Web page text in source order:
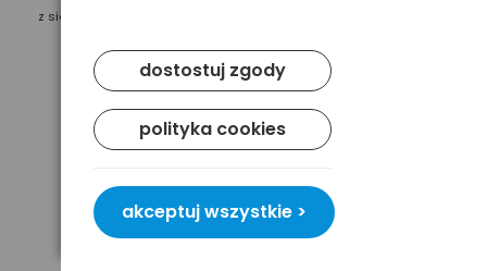
z siedzibą w Gdańsku przy ul. Geodetów 24, 80-298 Gdańsk.
dostostuj zgody
polityka cookies
akceptuj wszystkie >